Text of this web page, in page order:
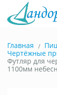
Главная
Чертёжные
Футляр для
1100мм